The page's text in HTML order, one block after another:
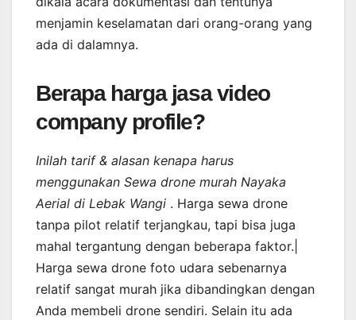
menjamin keselamatan dari orang-orang yang
ada di dalamnya.
Berapa harga jasa video
company profile?
Inilah tarif & alasan kenapa harus
menggunakan Sewa drone murah Nayaka
Aerial di Lebak Wangi . Harga sewa drone
tanpa pilot relatif terjangkau, tapi bisa juga
mahal tergantung dengan beberapa faktor.|
Harga sewa drone foto udara sebenarnya
relatif sangat murah jika dibandingkan dengan
Anda membeli drone sendiri. Selain itu ada